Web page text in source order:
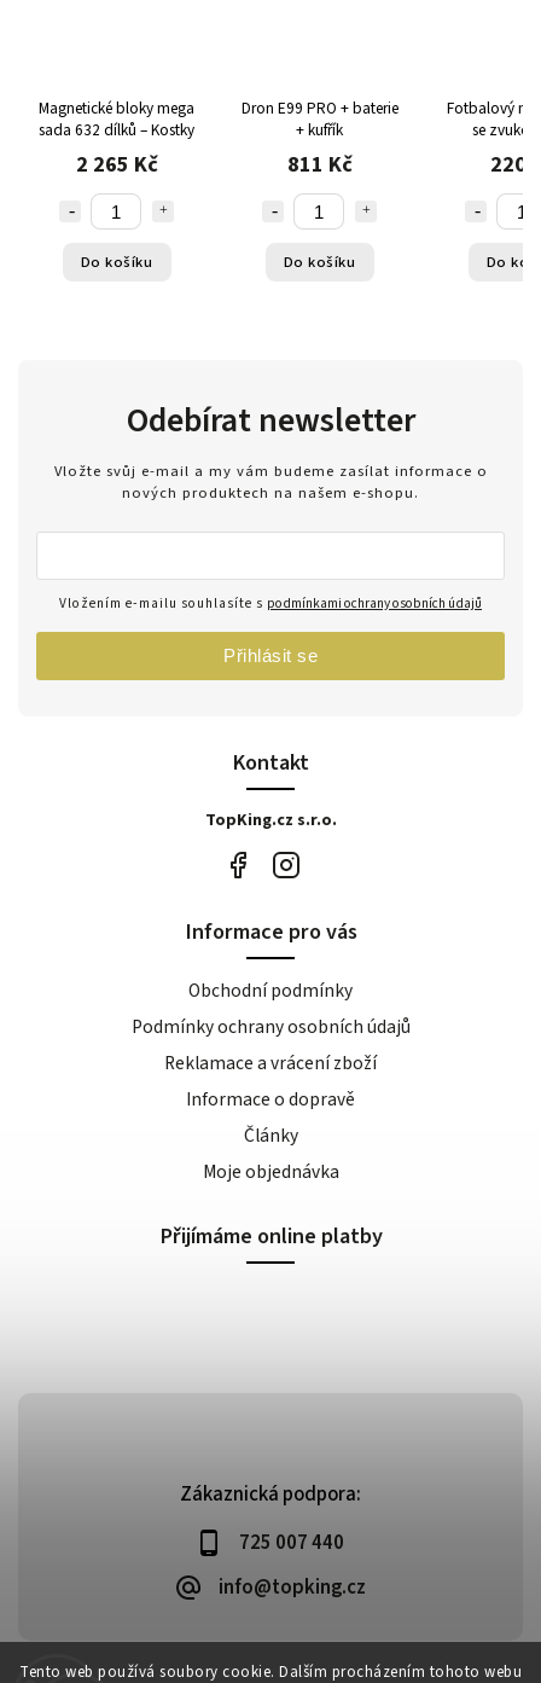
Tento web používá soubory cookie. Dalším procházením tohoto webu
Magnetické bloky mega
sada 632 dílků – Kostky
2 265 Kč
Do košíku
Dron E99 PRO + baterie
+ kufřík
811 Kč
Do košíku
Fotbalový
se
220
Do
Zákaznická podpora:
725 007 440
info@topking.cz
Kontakt
TopKing.cz s.r.o.
Odebírat newsletter
Vložte svůj e-mail a my vám budeme zasílat informace o
nových produktech na našem e-shopu.
Vložením e-mailu souhlasíte s podmínkami ochrany osobních údajů
Přihlásit se
Informace pro vás
Obchodní podmínky
Podmínky ochrany osobních údajů
Reklamace a vrácení zboží
Informace o dopravě
Články
Moje objednávka
Přijímáme online platby